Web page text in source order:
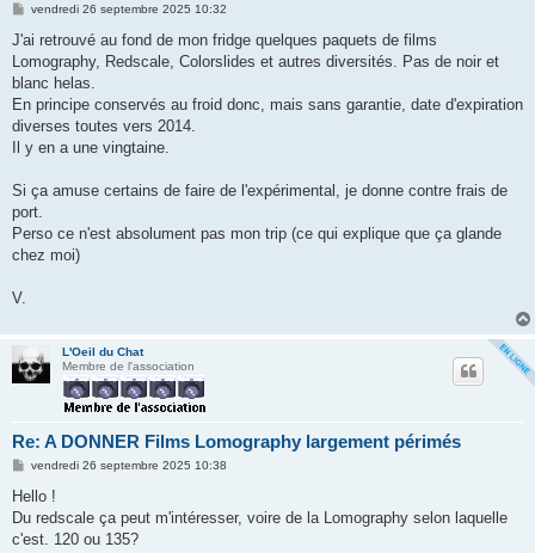
M
s
a
g
vendredi 26 septembre 2025 10:32
J'ai retrouvé au fond de mon fridge quelques paquets de films
Lomography, Redscale, Colorslides et autres diversités. Pas de noir et
blanc helas.
En principe conservés au froid donc, mais sans garantie, date d'expiration
diverses toutes vers 2014.
Il y en a une vingtaine.
Si ça amuse certains de faire de l'expérimental, je donne contre frais de
port.
Perso ce n'est absolument pas mon trip (ce qui explique que ça glande
chez moi)
V.
L'Oeil du Chat
Membre de l'association
Re: A DONNER Films Lomography largement périmés
M
s
a
g
vendredi 26 septembre 2025 10:38
Hello !
Du redscale ça peut m'intéresser, voire de la Lomography selon laquelle
c'est. 120 ou 135?